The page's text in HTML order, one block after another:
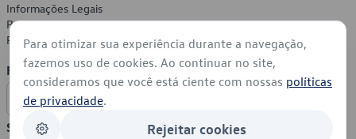
Informações Legais
Política de Privacidade
Política de Cookies
Formas de Pagamento
Segurança
Para otimizar sua experiência durante a navegação,
fazemos uso de cookies. Ao continuar no site,
consideramos que você está ciente com nossas políticas
de privacidade.
Rejeitar cookies